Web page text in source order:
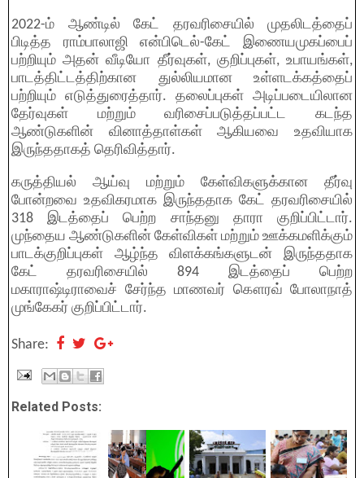
2022-ம் ஆண்டில் கேட் தரவரிசையில் முதலிடத்தைப்
பிடித்த ராம்பாலாஜி என்பிடெல்-கேட் இணையமுகப்பைப்
பற்றியும் அதன் வீடியோ தீர்வுகள், குறிப்புகள், உபாயங்கள்,
பாடத்திட்டத்திற்கான துல்லியமான உள்ளடக்கத்தைப்
பற்றியும் எடுத்துரைத்தார். தலைப்புகள் அடிப்படையிலான
தேர்வுகள் மற்றும் வரிசைப்படுத்தப்பட்ட கடந்த
ஆண்டுகளின் வினாத்தாள்கள் ஆகியவை உதவியாக
இருந்ததாகத் தெரிவித்தார்.
கருத்தியல் ஆய்வு மற்றும் கேள்விகளுக்கான தீர்வு
போன்றவை உதவிகரமாக இருந்ததாக கேட் தரவரிசையில்
318 இடத்தைப் பெற்ற சாந்தனு தாரா குறிப்பிட்டார்.
முந்தைய ஆண்டுகளின் கேள்விகள் மற்றும் ஊக்கமளிக்கும்
பாடக்குறிப்புகள் ஆழ்ந்த விளக்கங்களுடன் இருந்ததாக
கேட் தரவரிசையில் 894 இடத்தைப் பெற்ற
மகாராஷ்டிராவைச் சேர்ந்த மாணவர் கௌரவ் போலாநாத்
முங்கேகர் குறிப்பிட்டார்.
Share:
Related Posts: